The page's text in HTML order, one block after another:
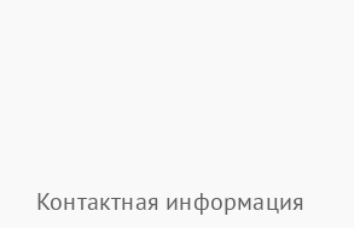
Контактная информация